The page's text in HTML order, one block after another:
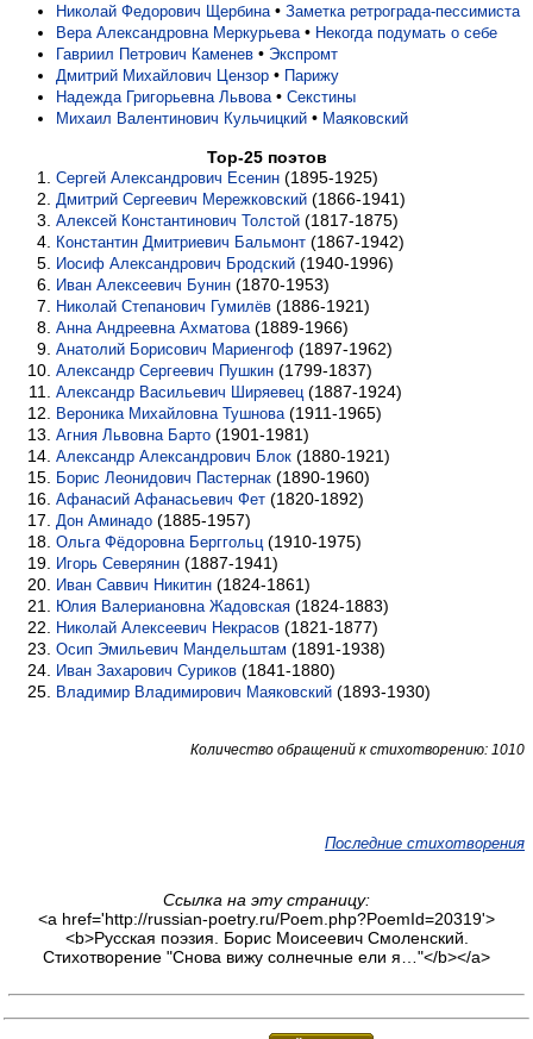
Николай Федорович Щербина • Заметка ретрограда-пессимиста
Вера Александровна Меркурьева • Некогда подумать о себе
Гавриил Петрович Каменев • Экспромт
Дмитрий Михайлович Цензор • Парижу
Надежда Григорьевна Львова • Секстины
Михаил Валентинович Кульчицкий • Маяковский
Top-25 поэтов
Сергей Александрович Есенин (1895-1925)
Дмитрий Сергеевич Мережковский (1866-1941)
Алексей Константинович Толстой (1817-1875)
Константин Дмитриевич Бальмонт (1867-1942)
Иосиф Александрович Бродский (1940-1996)
Иван Алексеевич Бунин (1870-1953)
Николай Степанович Гумилёв (1886-1921)
Анна Андреевна Ахматова (1889-1966)
Анатолий Борисович Мариенгоф (1897-1962)
Александр Сергеевич Пушкин (1799-1837)
Александр Васильевич Ширяевец (1887-1924)
Вероника Михайловна Тушнова (1911-1965)
Агния Львовна Барто (1901-1981)
Александр Александрович Блок (1880-1921)
Борис Леонидович Пастернак (1890-1960)
Афанасий Афанасьевич Фет (1820-1892)
Дон Аминадо (1885-1957)
Ольга Фёдоровна Берггольц (1910-1975)
Игорь Северянин (1887-1941)
Иван Саввич Никитин (1824-1861)
Юлия Валериановна Жадовская (1824-1883)
Николай Алексеевич Некрасов (1821-1877)
Осип Эмильевич Мандельштам (1891-1938)
Иван Захарович Суриков (1841-1880)
Владимир Владимирович Маяковский (1893-1930)
Количество обращений к стихотворению: 1010
Последние стихотворения
Ссылка на эту страницу:
<a href='http://russian-poetry.ru/Poem.php?PoemId=20319'>
<b>Русская поэзия. Борис Моисеевич Смоленский.
Стихотворение "Снова вижу солнечные ели я…"</b></a>